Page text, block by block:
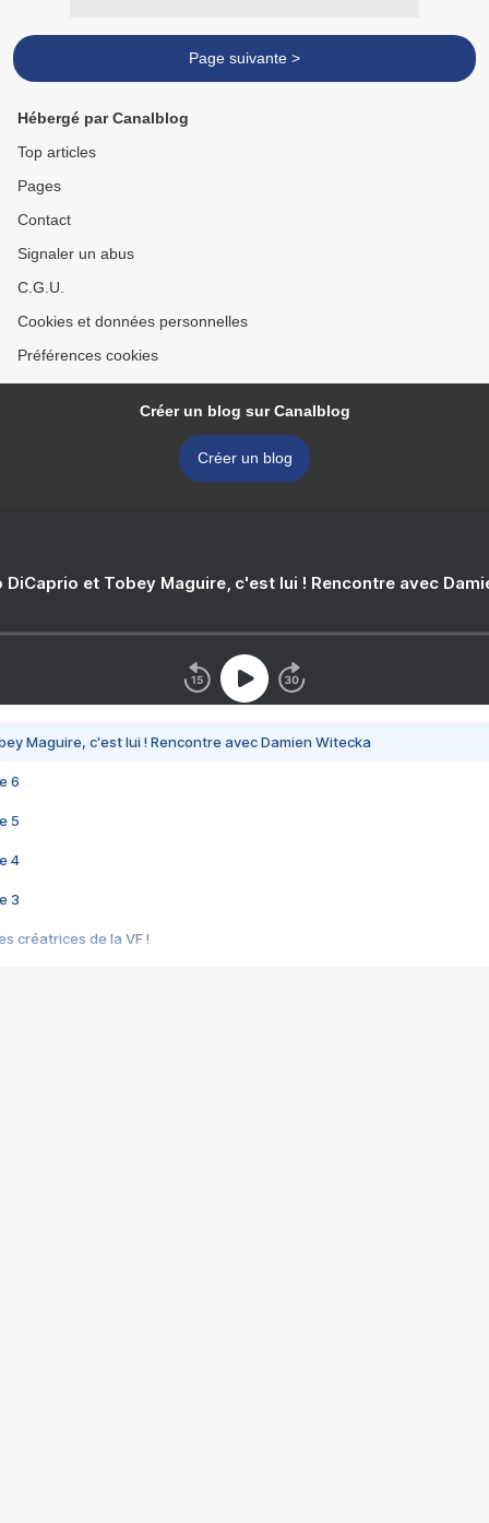
Page suivante >
Hébergé par Canalblog
Top articles
Pages
Contact
Signaler un abus
C.G.U.
Cookies et données personnelles
Préférences cookies
Créer un blog sur Canalblog
Créer un blog
DiCaprio et Tobey Maguire, c'est lui ! Rencontre avec
Maguire, c'est lui ! Rencontre avec Damien Witecka
6
5
4
3
créatrices de la VF !